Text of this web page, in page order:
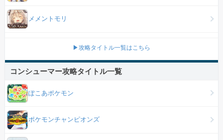
メメントモリ
▶攻略タイトル一覧はこちら
コンシューマー攻略タイトル一覧
ぽこあポケモン
ポケモンチャンピオンズ